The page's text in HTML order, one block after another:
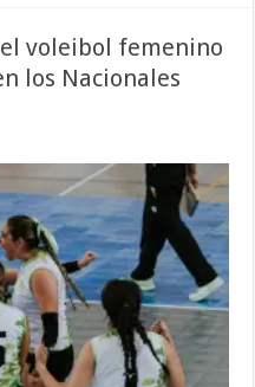
voleibol femenino
los Nacionales